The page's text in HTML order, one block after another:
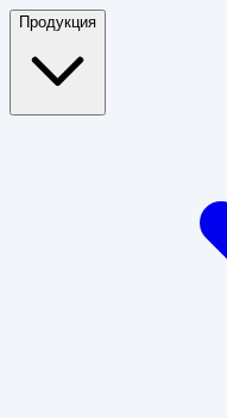
Продукция